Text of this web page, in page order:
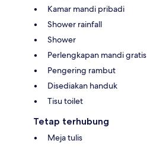
Kamar mandi pribadi
Shower rainfall
Shower
Perlengkapan mandi gratis
Pengering rambut
Disediakan handuk
Tisu toilet
Tetap terhubung
Meja tulis